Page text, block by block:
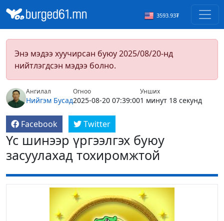
3593.93₮
Энэ мэдээ хуучирсан буюу 2025/08/20-нд
нийтлэгдсэн мэдээ болно.
Ангилал
Нийгэм Бусад
Огноо
2025-08-20 07:39:00
Унших
1 минут 18 секунд
Facebook Twitter
Үс шинээр үргээлгэх буюу
засуулахад тохиромжтой